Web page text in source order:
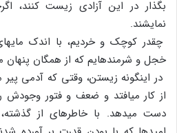
بگذار در این آزادی زیست کنند،
نمایشند.
چقدر کوچک و خردیم، با اندک
خجل و شرمنده‏ایم که از همگان پنهان
در این‏گونه زیستن، وقتی که آدمی
از کار می‏افتد و ضعف و فتور وجودش
دست می‏دهد. با خاطره‏ای از گذشته،